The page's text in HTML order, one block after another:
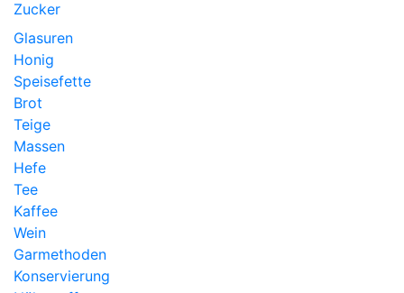
Zucker
Glasuren
Honig
Speisefette
Brot
Teige
Massen
Hefe
Tee
Kaffee
Wein
Garmethoden
Konservierung